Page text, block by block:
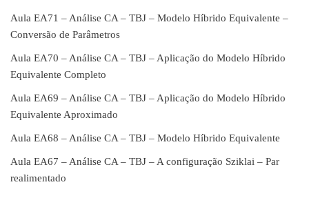
Aula EA71 – Análise CA – TBJ – Modelo Híbrido Equivalente –
Conversão de Parâmetros
Aula EA70 – Análise CA – TBJ – Aplicação do Modelo Híbrido
Equivalente Completo
Aula EA69 – Análise CA – TBJ – Aplicação do Modelo Híbrido
Equivalente Aproximado
Aula EA68 – Análise CA – TBJ – Modelo Híbrido Equivalente
Aula EA67 – Análise CA – TBJ – A configuração Sziklai – Par
realimentado